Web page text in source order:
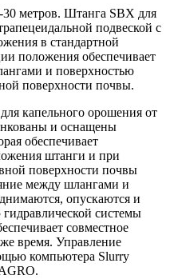
метров. Штанга SBX для
подвеской с
в стандартной
положения обеспечивает
и поверхностью
поверхности почвы.
капельного орошения от
и оснащены
обеспечивает
штанги и при
поверхности почвы
между шлангами и
опускаются и
системы
совместное
время. Управление
компьютера Slurry